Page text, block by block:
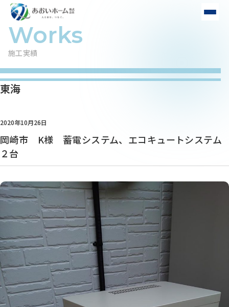
施工実績
東海
2020年10月26日
岡崎市 K様 蓄電システム、エコキュートシステム
２台